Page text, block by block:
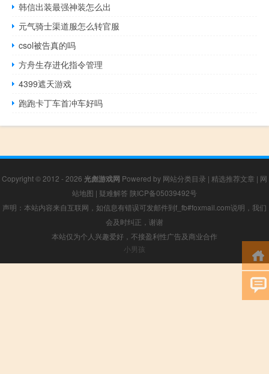
韩信出装最强神装怎么出
元气骑士渠道服怎么转官服
csol被告真的吗
方舟生存进化指令管理
4399遮天游戏
跑跑卡丁车首冲车好吗
Copyright © 2012 - 2026 光彪游戏网 Powered by 网站分类目录 | 精选推荐文章 | 网
站地图 | 疑难解答 陕ICP备05039492号
声明：本站内容来自互联网，如信息有错误可发邮件到f_fb#foxmail.com说明，我们
会及时纠正，谢谢
本站仅为个人兴趣爱好，不接盈利性广告及商业合作
小男孩